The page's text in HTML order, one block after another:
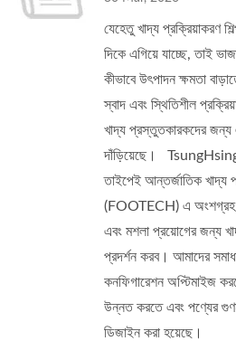
যেহেতু খাদ্য প্রক্রিয়াকরণ
দিকে এগিয়ে যাচ্ছে, তাই
কীভাবে উৎপাদন ক্ষমতা
স্বাদ এবং স্থিতিশীল
খাদ্য প্রস্তুতকারকদের জন্য
দাঁড়িয়েছে।
তাইপেই আন্তর্জাতিক খাদ্য
(FOOTECH) এ অংশগ্রহণ
এবং মশলা প্রয়োগের জন্য
প্রদর্শন করব। আমাদের
কনফিগারেশন অপ্টিমাইজ
উন্নত করতে এবং পণ্যের
ডিজাইন করা হয়েছে।